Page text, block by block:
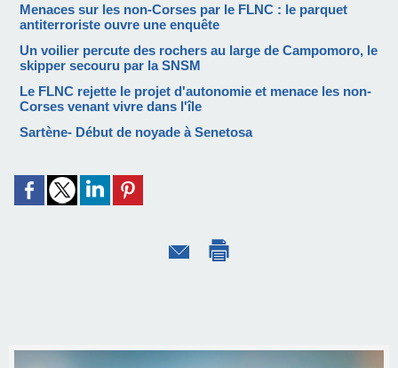
Menaces sur les non-Corses par le FLNC : le parquet
antiterroriste ouvre une enquête
Un voilier percute des rochers au large de Campomoro, le
skipper secouru par la SNSM
Le FLNC rejette le projet d'autonomie et menace les non-
Corses venant vivre dans l'île
Sartène- Début de noyade à Senetosa